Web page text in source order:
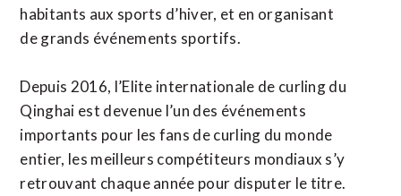
habitants aux sports d’hiver, et en organisant
de grands événements sportifs.
Depuis 2016, l’Elite internationale de curling du
Qinghai est devenue l’un des événements
importants pour les fans de curling du monde
entier, les meilleurs compétiteurs mondiaux s’y
retrouvant chaque année pour disputer le titre.